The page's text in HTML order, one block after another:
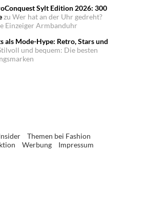
Sylt Edition 2026: 300
zu Wer hat an der Uhr gedreht?
Einzeiger Armbanduhr
als Mode-Hype: Retro, Stars und
und bequem: Die besten
Themen bei Fashion
Werbung
Impressum